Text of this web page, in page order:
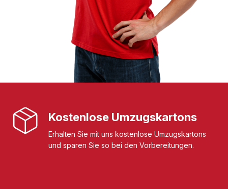
Kostenlose Umzugskartons
Erhalten Sie mit uns kostenlose Umzugskartons
und sparen Sie so bei den Vorbereitungen.